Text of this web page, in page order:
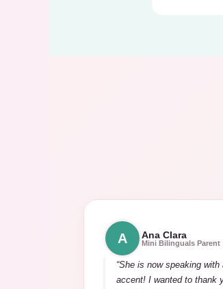
A Ana Clara
Mini Bilinguals Parent
“She is now speaking
accent! I wanted to thank